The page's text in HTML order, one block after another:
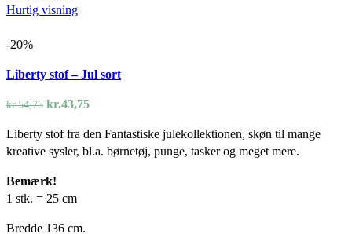
Hurtig visning
-20%
Liberty stof – Jul sort
kr.54,75 Den
pris
var:
kr.43,75Den
pris
er:
Liberty stof fra den Fantastiske julekollektionen, skøn til mange
kreative sysler, bl.a. børnetøj, punge, tasker og meget mere.
Bemærk!
1 stk. = 25 cm
Bredde 136 cm.